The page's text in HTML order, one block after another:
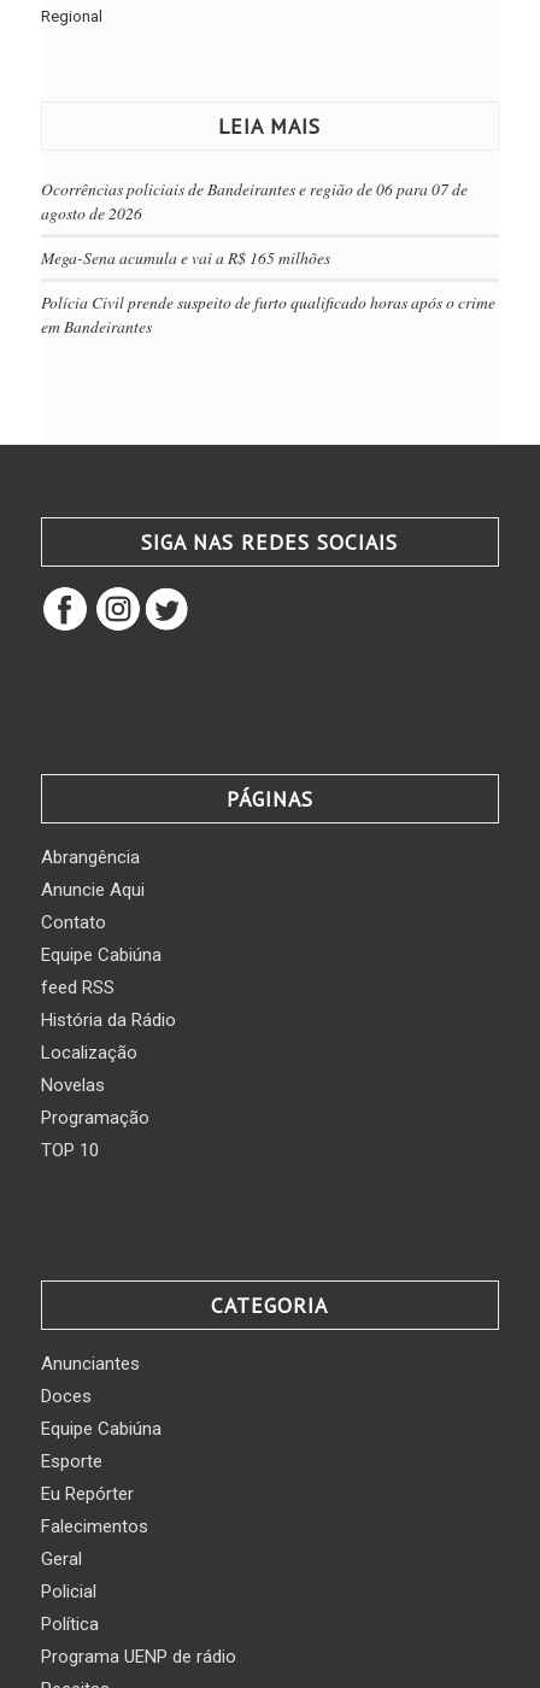
Regional
LEIA MAIS
Ocorrências policiais de Bandeirantes e região de 06 para 07 de
agosto de 2026
Mega-Sena acumula e vai a R$ 165 milhões
Polícia Civil prende suspeito de furto qualificado horas após o crime
em Bandeirantes
SIGA NAS REDES SOCIAIS
PÁGINAS
Abrangência
Anuncie Aqui
Contato
Equipe Cabiúna
feed RSS
História da Rádio
Localização
Novelas
Programação
TOP 10
CATEGORIA
Anunciantes
Doces
Equipe Cabiúna
Esporte
Eu Repórter
Falecimentos
Geral
Policial
Política
Programa UENP de rádio